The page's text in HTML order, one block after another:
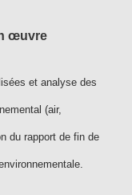
œuvre
et analyse des
(air,
du rapport de fin de